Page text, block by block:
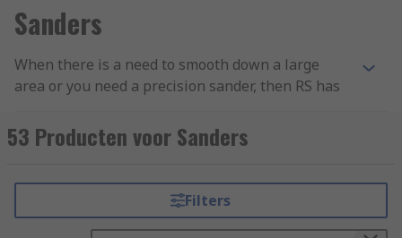
Sanders
When there is a need to smooth down a large
area or you need a precision sander, then RS has
sanders, orbital sanders and palm sanders.
These sanders come from a well-known brand
as well as our own brand RS PRO. Discover more
in ourcomplete guide to sanders.
53 Producten voor Sanders
Filters